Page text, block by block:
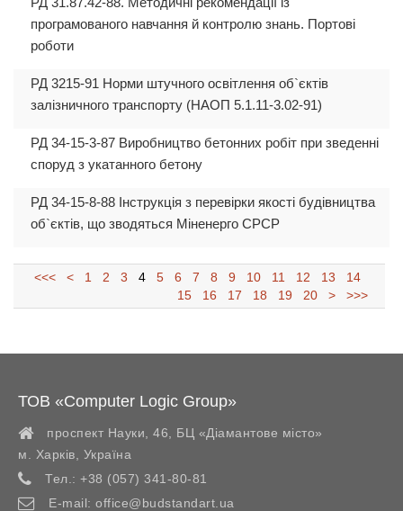
програмованого навчання й контролю знань. Портові
роботи
РД 3215-91 Норми штучного освітлення об`єктів
залізничного транспорту (НАОП 5.1.11-3.02-91)
РД 34-15-3-87 Виробництво бетонних робіт при зведенні
споруд з укатанного бетону
РД 34-15-8-88 Інструкція з перевірки якості будівництва
об`єктів, що зводяться Міненерго СРСР
<<< < 1 2 3 4 5 6 7 8 9 10 11 12 13
14
15
16 17 18 19 20 > >>>
ТОВ «Computer Logic Group»
проспект Науки, 46, БЦ «Діамантове місто»
м. Харків
Україна
Тел.: +38 (057) 341-80-81
E-mail: office@budstandart.ua